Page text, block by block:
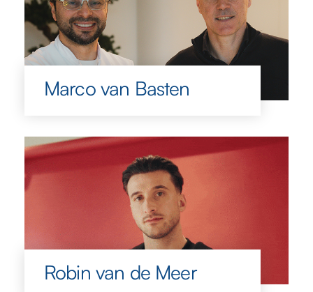
Marco van Basten
Robin van de Meer